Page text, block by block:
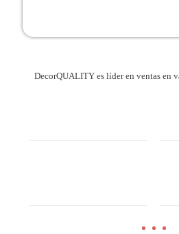
DecorQUALITY es líder en ventas en